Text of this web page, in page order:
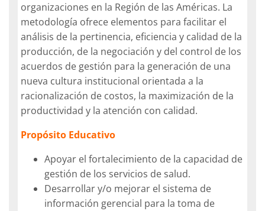
organizaciones en la Región de las Américas. La
metodología ofrece elementos para facilitar el
análisis de la pertinencia, eficiencia y calidad de la
producción, de la negociación y del control de los
acuerdos de gestión para la generación de una
nueva cultura institucional orientada a la
racionalización de costos, la maximización de la
productividad y la atención con calidad.
Propósito Educativo
Apoyar el fortalecimiento de la capacidad de
gestión de los servicios de salud.
Desarrollar y/o mejorar el sistema de
información gerencial para la toma de